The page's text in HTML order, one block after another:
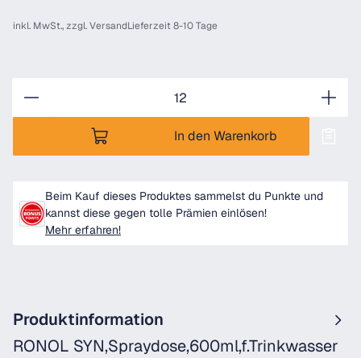
inkl. MwSt., zzgl.VersandLieferzeit 8-10 Tage
In den Warenkorb
Beim Kauf dieses Produktes sammelst du Punkte und
kannst diese gegen tolle Prämien einlösen!
Mehr erfahren!
Produktinformation
RONOL SYN,Spraydose,600ml,f.Trinkwasser